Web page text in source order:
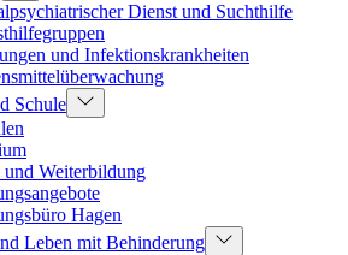
Dienst und Suchthilfe
und Infektionskrankheiten
Schule
und Weiterbildung
Hagen
Leben mit Behinderung